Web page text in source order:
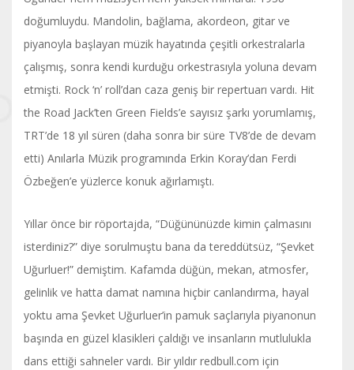
doğumluydu. Mandolin, bağlama, akordeon, gitar ve
piyanoyla başlayan müzik hayatında çeşitli orkestralarla
çalışmış, sonra kendi kurduğu orkestrasıyla yoluna devam
etmişti. Rock ‘n’ roll’dan caza geniş bir repertuarı vardı. Hit
the Road Jack’ten Green Fields’e sayısız şarkı yorumlamış,
TRT’de 18 yıl süren (daha sonra bir süre TV8’de de devam
etti) Anılarla Müzik programında Erkin Koray’dan Ferdi
Özbeğen’e yüzlerce konuk ağırlamıştı.
Yıllar önce bir röportajda, “Düğününüzde kimin çalmasını
isterdiniz?” diye sorulmuştu bana da tereddütsüz, “Şevket
Uğurluer!” demiştim. Kafamda düğün, mekan, atmosfer,
gelinlik ve hatta damat namına hiçbir canlandırma, hayal
yoktu ama Şevket Uğurluer’in pamuk saçlarıyla piyanonun
başında en güzel klasikleri çaldığı ve insanların mutlulukla
dans ettiği sahneler vardı. Bir yıldır redbull.com için